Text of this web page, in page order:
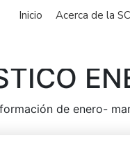
Inicio Acerca de la
de enero-